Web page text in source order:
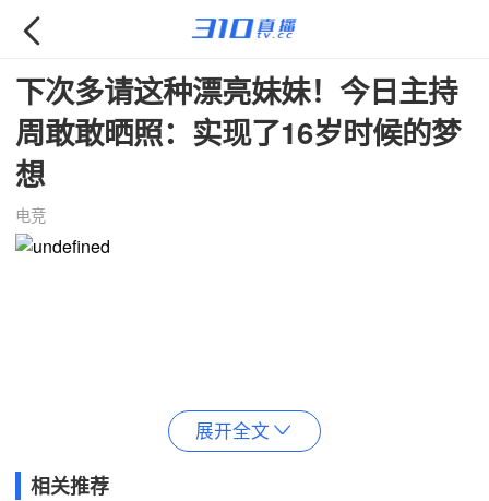

下次多请这种漂亮妹妹！今日主持
周敢敢晒照：实现了16岁时候的梦
想
电竞
展开全文 
相关推荐